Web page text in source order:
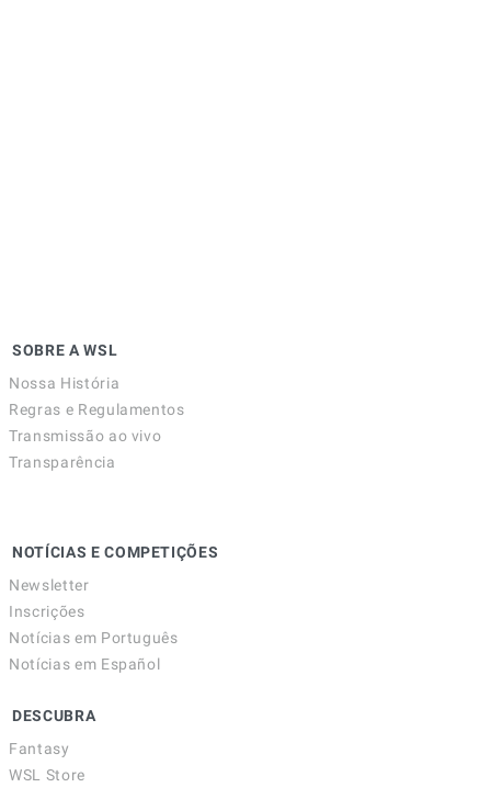
SOBRE A WSL
Nossa História
Regras e Regulamentos
Transmissão ao vivo
Transparência
NOTÍCIAS E COMPETIÇÕES
Newsletter
Inscrições
Notícias em Português
Notícias em Español
DESCUBRA
Fantasy
WSL Store